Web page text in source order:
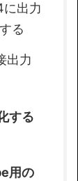
出力
る
出力
する
用の